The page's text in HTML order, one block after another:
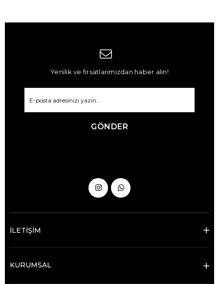
Yenilik ve fırsatlarımızdan haber alın!
GÖNDER
İLETİŞİM
KURUMSAL